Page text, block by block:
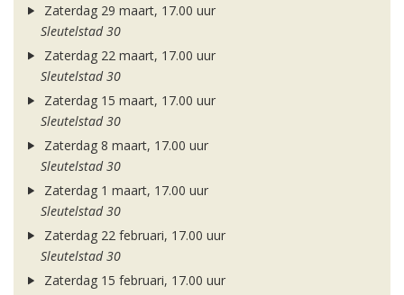
Zaterdag 29 maart, 17.00 uur
Sleutelstad 30
Zaterdag 22 maart, 17.00 uur
Sleutelstad 30
Zaterdag 15 maart, 17.00 uur
Sleutelstad 30
Zaterdag 8 maart, 17.00 uur
Sleutelstad 30
Zaterdag 1 maart, 17.00 uur
Sleutelstad 30
Zaterdag 22 februari, 17.00 uur
Sleutelstad 30
Zaterdag 15 februari, 17.00 uur